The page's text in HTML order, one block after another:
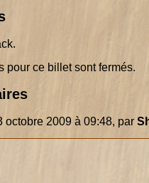
pour ce billet sont fermés.
octobre 2009 à 09:48, par